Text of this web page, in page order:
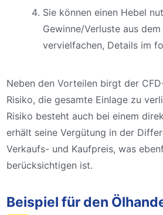
Sie können einen Hebel
Gewinne/Verluste aus
vervielfachen, Details im
Neben den Vorteilen birgt der
Risiko, die gesamte Einlage zu
Risiko besteht auch bei einem
erhält seine Vergütung in der
Verkaufs- und Kaufpreis, was
berücksichtigen ist.
Beispiel für den